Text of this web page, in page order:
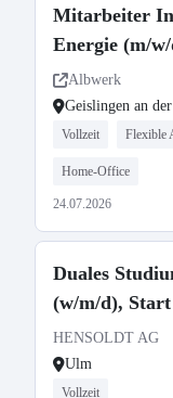
Mitarbeiter
Energie (m/
Albwerk
Geislingen an
Vollzeit Flexible
Home-Office
24.07.2026
Duales
(w/m/d), Start
HENSOLDT AG
Ulm
Vollzeit